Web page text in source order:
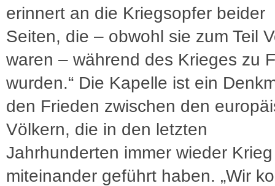
erinnert an die Kriegsopfer beider
Seiten, die – obwohl sie zum Teil
waren – während des Krieges zu
wurden.“ Die Kapelle ist ein
den Frieden zwischen den
Völkern, die in den letzten
Jahrhunderten immer wieder Krieg
miteinander geführt haben. „Wir